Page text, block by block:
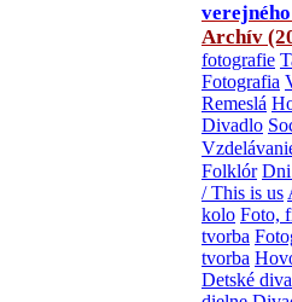
Archív
fotografie
Fotografia
Remeslá
Divadlo
Folklór
/ This is us
kolo Foto,
tvorba
tvorba
Detské